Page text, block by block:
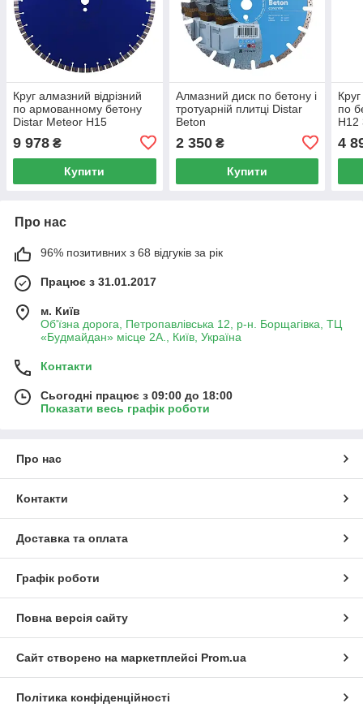
Круг алмазний відрізний
по армованному бетону
Distar Meteor H15
9 978 ₴
Купити
Алмазний диск по бетону і
тротуарній плитці Distar
Beton
300x3.0/2.0x10x25.4-11.5-
18
2 350₴
Купити
по
H12
4
Про нас
96% позитивних з 68 відгуків за рік
Працює з 31.01.2017
м. Київ
Об'їзна дорога, Петропавлівська 12, р-н. Борщагівка, ТЦ
«Будмайдан» місце 2А., Київ, Україна
Контакти
Сьогодні працює з 09:00 до 18:00
Показати весь графік роботи
Про нас
Контакти
Доставка та оплата
Графік роботи
Повна версія сайту
Сайт створено на маркетплейсі Prom.ua
Політика конфіденційності